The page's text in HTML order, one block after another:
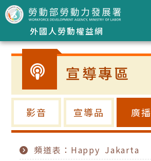
跳到主要內容區塊
外國人勞動權益網
宣導專區
影音 宣導品 廣播
頻道表：Happy Jakarta